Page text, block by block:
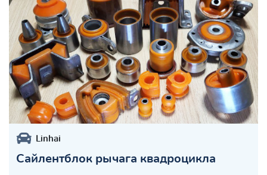
Linhai
Сайлентблок рычага квадроцикла